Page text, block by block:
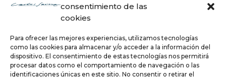
consentimiento de las
cookies
Para ofrecer las mejores experiencias, utilizamos tecnologías
como las cookies para almacenar y/o acceder a la información del
dispositivo. El consentimiento de estas tecnologías nos permitirá
procesar datos como el comportamiento de navegación o las
identificaciones únicas en este sitio. No consentir o retirar el